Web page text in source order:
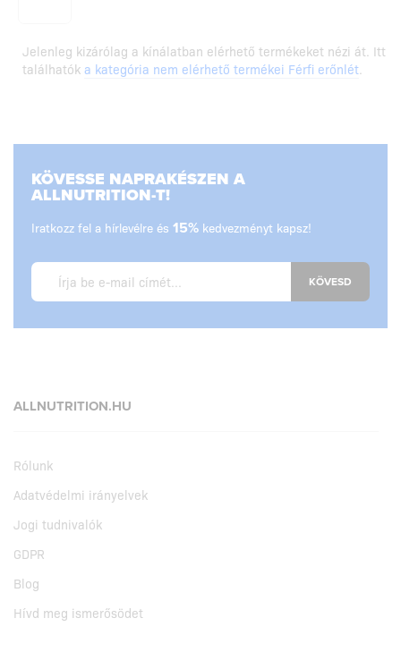
Jelenleg kizárólag a kínálatban elérhető termékeket nézi át. Itt
találhatók a kategória nem elérhető termékei Férfi erőnlét
KÖVESSE NAPRAKÉSZEN A
ALLNUTRITION-T!
Iratkozz fel a hírlevélre és 15% kedvezményt kapsz!
KÖVESD
ALLNUTRITION.HU
Rólunk
Adatvédelmi irányelvek
Jogi tudnivalók
GDPR
Blog
Hívd meg ismerősödet